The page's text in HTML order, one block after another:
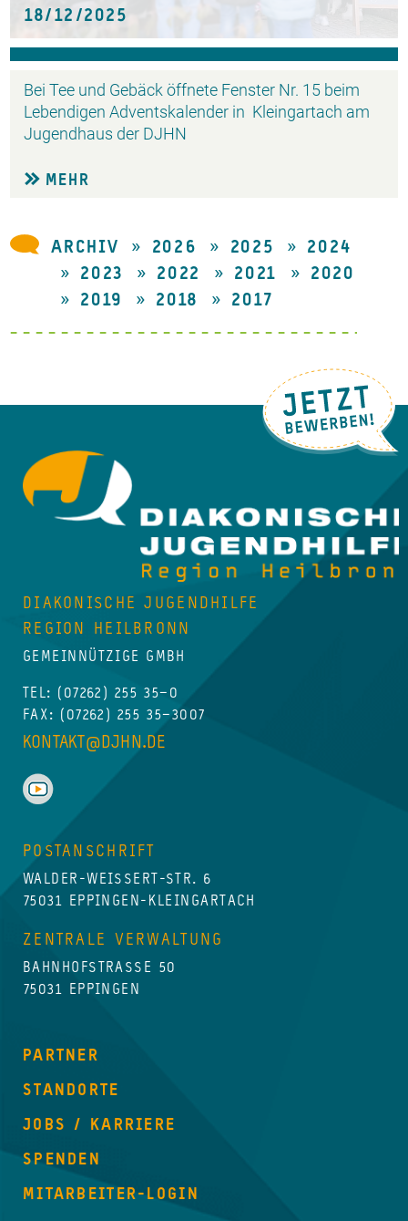
18/12/2025
Bei Tee und Gebäck öffnete Fenster Nr. 15 beim
Lebendigen Adventskalender in Kleingartach am
Jugendhaus der DJHN
MEHR
ARCHIV 2026 2025
2024
2023
2022 2021
2020
2019
2018 2017
DIAKONISCHE JUGENDHILFE
REGION HEILBRONN
GEMEINNÜTZIGE GMBH
TEL: (07262) 255 35–0
FAX: (07262) 255 35–3007
KONTAKT@DJHN.DE
POSTANSCHRIFT
WALDER-WEISSERT-STR. 6
75031 EPPINGEN-KLEINGARTACH
ZENTRALE VERWALTUNG
BAHNHOFSTRASSE 50
75031 EPPINGEN
PARTNER
STANDORTE
JOBS / KARRIERE
SPENDEN
MITARBEITER-LOGIN